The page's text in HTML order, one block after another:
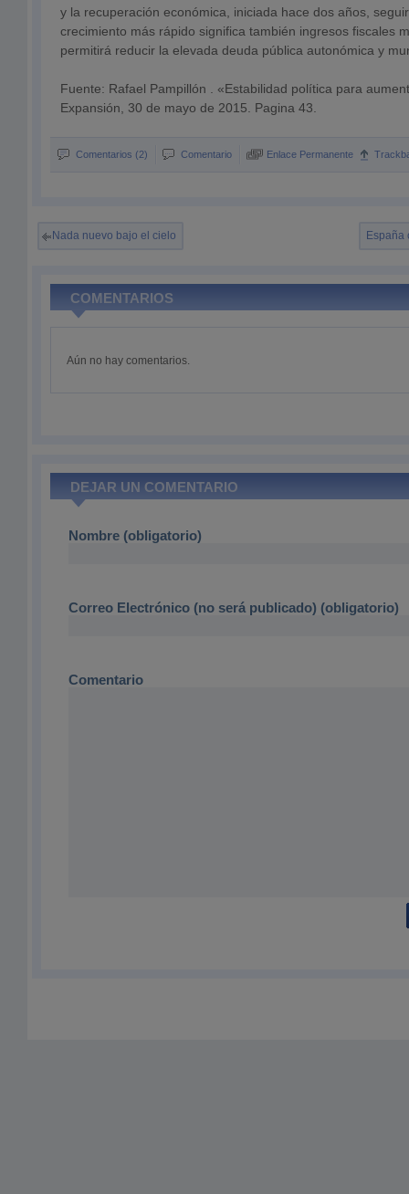
y la recuperación económica, iniciada hace dos años,
crecimiento más rápido significa también ingresos fiscales
permitirá reducir la elevada deuda pública autonómica y
Fuente: Rafael Pampillón . «Estabilidad política para
Expansión, 30 de mayo de 2015. Pagina 43.
Comentarios (2) Comentario Enlace Permanente
Nada nuevo bajo el cielo España
COMENTARIOS
Aún no hay comentarios.
DEJAR UN COMENTARIO
Nombre (obligatorio)
Correo Electrónico (no será publicado) (obligatorio)
Comentario